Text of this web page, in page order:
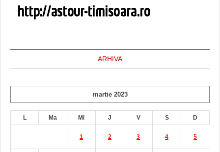
ARHIVA
martie 2023
L Ma Mi J V S D
1 2 3 4 5